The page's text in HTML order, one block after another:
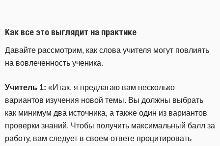
Как все это выглядит на практике
Давайте рассмотрим, как слова учителя могут повлиять
на вовлеченность ученика.
Учитель 1: «Итак, я предлагаю вам несколько
вариантов изучения новой темы. Вы должны выбрать
как минимум два источника, а также один из вариантов
проверки знаний. Чтобы получить максимальный балл за
работу, вам следует в своем ответе процитировать